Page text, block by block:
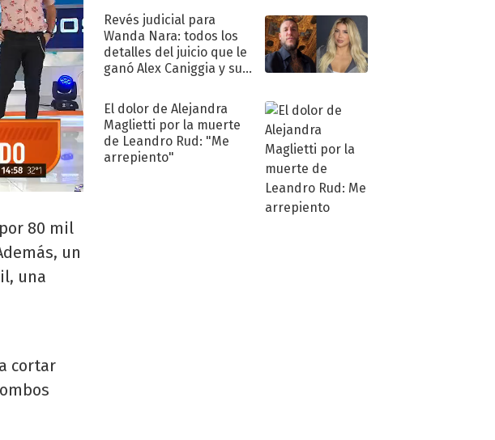
80 mil
un
una
cortar
"Traidora"
Revés judicial para
Wanda Nara: todos los
detalles del juicio que le
ganó Alex Caniggia y sus
El dolor de Alejandra
Maglietti por la muerte
de Leandro Rud: "Me
arrepiento"